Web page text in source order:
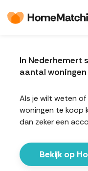
In Nederhemert
aantal
Als je wilt weten
woningen te koop
dan zeker een
Bekijk op